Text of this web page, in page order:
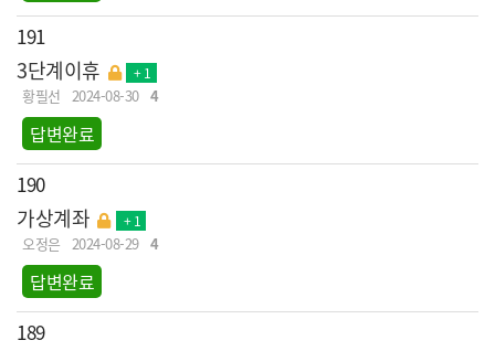
191
3단계이휴 + 1
황필선 2024-08-30 4
답변완료
190
가상계좌 + 1
오정은 2024-08-29 4
답변완료
189